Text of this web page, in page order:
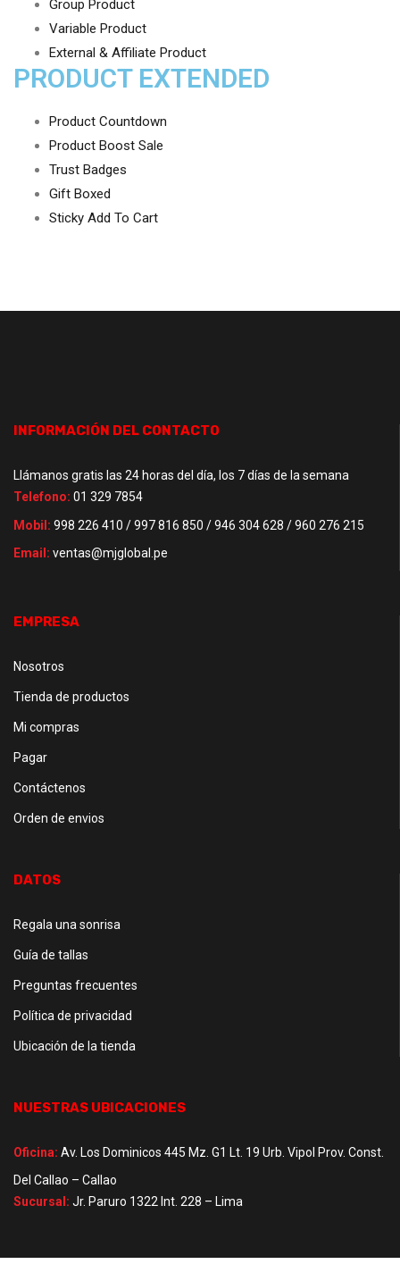
Group Product
Variable Product
External & Affiliate Product
PRODUCT EXTENDED
Product Countdown
Product Boost Sale
Trust Badges
Gift Boxed
Sticky Add To Cart
INFORMACIÓN DEL CONTACTO
Llámanos gratis las 24 horas del día, los 7 días de la semana
Telefono: 01 329 7854
Mobil: 998 226 410 / 997 816 850 / 946 304 628 / 960 276 215
Email: ventas@mjglobal.pe
EMPRESA
Nosotros
Tienda de productos
Mi compras
Pagar
Contáctenos
Orden de envios
DATOS
Regala una sonrisa
Guía de tallas
Preguntas frecuentes
Política de privacidad
Ubicación de la tienda
NUESTRAS UBICACIONES
Oficina: Av. Los Dominicos 445 Mz. G1 Lt. 19 Urb. Vipol Prov. Const.
Del Callao – Callao
Sucursal: Jr. Paruro 1322 Int. 228 – Lima